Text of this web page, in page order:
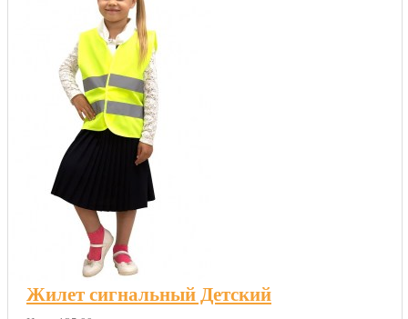
Жилет сигнальный Детский